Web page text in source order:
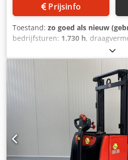
Prijsinfo
Toestand: zo goed als nieuw
bedrijfsturen: 1.730 h,
,
duplex, bouwhoogte:2.120 mm,
model:LINDE L 16 i ( 1173 ) * EX
Crodpozrfpljfx Agyjf Mast:2W3250
Mast:2W Lowered height:2120
Capacity:1600 kg Init.:Yes
Capacity: 24v / 345ah Options:*
Certificate = EPS 16 ATEX 1137 X
in ZONE 1 & 2 ) Gasgroep = IIB
met ; - POWERSTEERING -
heffing !!